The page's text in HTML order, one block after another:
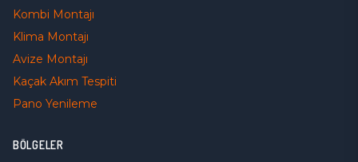
Kombi Montajı
Klima Montajı
Avize Montajı
Kaçak Akım Tespiti
Pano Yenileme
BÖLGELER